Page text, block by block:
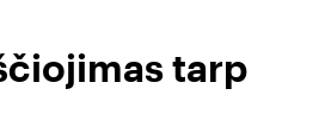
tarp